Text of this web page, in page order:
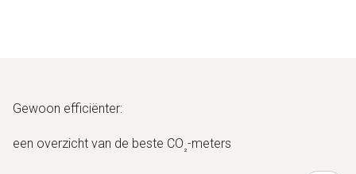
Gewoon efficiënter:
een overzicht van de beste CO₂-meters